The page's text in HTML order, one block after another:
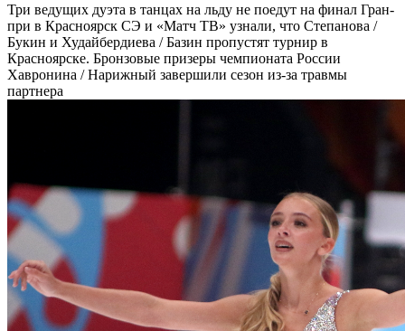
Три ведущих дуэта в танцах на льду не поедут на финал Гран-
при в Красноярск СЭ и «Матч ТВ» узнали, что Степанова /
Букин и Худайбердиева / Базин пропустят турнир в
Красноярске. Бронзовые призеры чемпионата России
Хавронина / Нарижный завершили сезон из-за травмы
партнера